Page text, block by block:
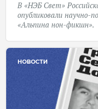
В «НЭБ Свет»
опубликовали научно-
«Альпина нон-фикшн».
НОВОСТИ